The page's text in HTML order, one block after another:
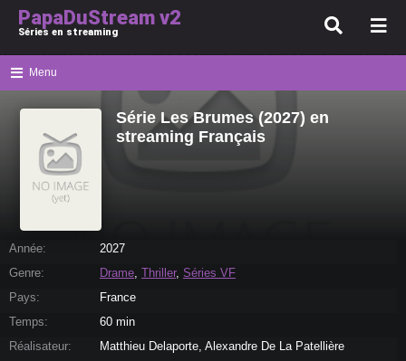
PapaDuStream v2
Séries en streaming
Menu
Série Les Brumes (2027) en
streaming Français
Année:
2027
Genre:
Drame, Thriller, Séries VF
Pays:
France
Temps:
60 min
Réalisateur:
Matthieu Delaporte, Alexandre De La Patellière